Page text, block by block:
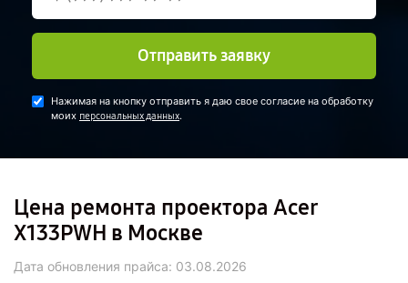
Отправить заявку
Нажимая на кнопку отправить я даю свое согласие на обработку
моих персональных данных.
Цена ремонта проектора Acer
X133PWH в Москве
Дата обновления прайса: 03.08.2026